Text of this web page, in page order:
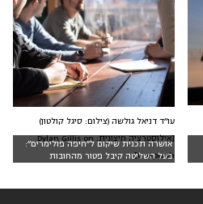
אושרה תכנית שיקום ל״חיפה פולימרים״:
בעל השליטה קיבל פטור מהחובות
עו״ד דניאל גולשה (צילום: סיגל קולטון)
[אילוסטרציה חיצונית: Dylan Gillis on
Unsplash]